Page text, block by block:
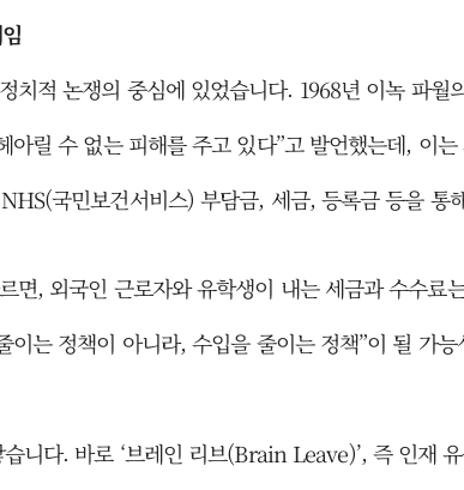
치적 논쟁의 중심에 있었습니다. 1968년 이녹 파
아릴 수 없는 피해를 주고 있다”고 발언했는데, 이
국민보건서비스) 부담금, 세금, 등록금 등을
면, 외국인 근로자와 유학생이 내는 세금과 수수
이는 정책이 아니라, 수입을 줄이는 정책”이 될 가
니다. 바로 ‘브레인 리브(Brain Leave)’, 즉 인재